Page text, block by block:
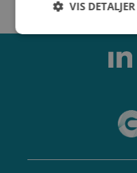
VIS DETALJER
Strengt